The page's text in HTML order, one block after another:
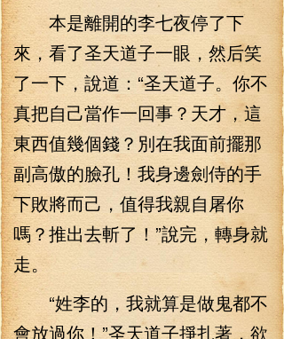
本是離開的李七夜停了下
來，看了圣天道子一眼，然后笑
了一下，說道：“圣天道子。你不
真把自己當作一回事？天才，這
東西值幾個錢？別在我面前擺那
副高傲的臉孔！我身邊劍侍的手
下敗將而己，值得我親自屠你
嗎？推出去斬了！”說完，轉身就
走。
“姓李的，我就算是做鬼都不
會放過你！”圣天道子掙扎著，欲